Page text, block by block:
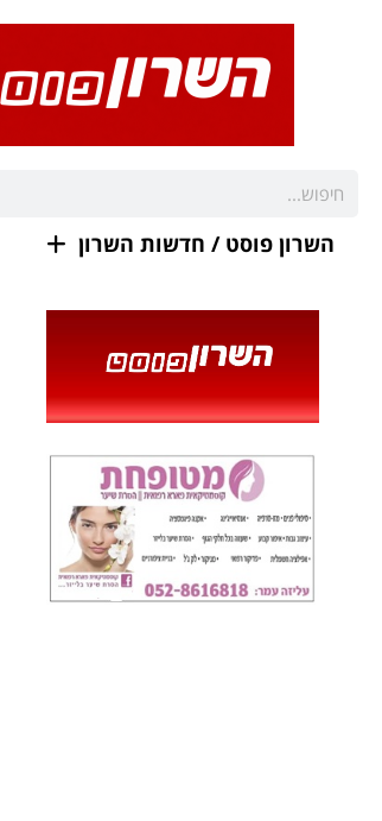
השרון פוסט / חדשות השרון